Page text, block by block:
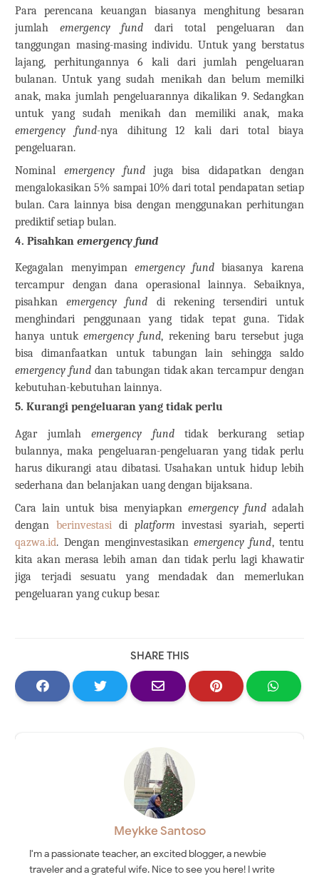
Para perencana keuangan biasanya menghitung besaran
jumlah emergency fund dari total pengeluaran dan
tanggungan masing-masing individu. Untuk yang berstatus
lajang, perhitungannya 6 kali dari jumlah pengeluaran
bulanan. Untuk yang sudah menikah dan belum memilki
anak, maka jumlah pengeluarannya dikalikan 9. Sedangkan
untuk yang sudah menikah dan memiliki anak, maka
emergency fund-nya dihitung 12 kali dari total biaya
pengeluaran.
Nominal emergency fundjuga bisa didapatkan dengan
mengalokasikan 5% sampai 10% dari total pendapatan setiap
bulan. Cara lainnya bisa dengan menggunakan perhitungan
prediktif setiap bulan.
4.Pisahkanemergency fund
Kegagalan menyimpan emergency fund biasanya karena
tercampur dengan dana operasional lainnya. Sebaiknya,
pisahkanemergency fund di rekening tersendiri untuk
menghindari penggunaan yang tidak tepat guna. Tidak
hanya untukemergency fund, rekening baru tersebut juga
bisa dimanfaatkan untuk tabungan lain sehingga saldo
emergency funddan tabungan tidak akan tercampur dengan
kebutuhan-kebutuhan lainnya.
5.Kurangi pengeluaran yang tidak perlu
Agar jumlahemergency fundtidak berkurang setiap
bulannya, maka pengeluaran-pengeluaran yang tidak perlu
harus dikurangi atau dibatasi. Usahakan untuk hidup lebih
sederhana dan belanjakan uang dengan bijaksana.
Cara lain untuk bisa menyiapkan emergency fundadalah
dengan berinvestasidi platform investasi syariah, seperti
qazwa.id. Dengan menginvestasikanemergency fund, tentu
kita akan merasa lebih aman dan tidak perlu lagi khawatir
jiga terjadi sesuatu yang mendadak dan memerlukan
pengeluaran yang cukup besar.
SHARE THIS
Meykke Santoso
I'm a passionate teacher, an excited blogger, a newbie
traveler and a grateful wife. Nice to see you here! I write